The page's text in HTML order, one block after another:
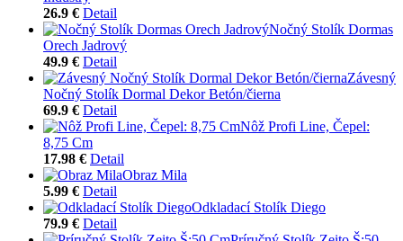
26.9 € Detail
Nočný Stolík Dormas
Orech Jadrový
49.9 € Detail
Závesný
Nočný Stolík Dormal Dekor Betón/čierna
69.9 € Detail
Nôž Profi Line, Čepel:
8,75 Cm
17.98 € Detail
Obraz Mila
5.99 € Detail
Odkladací Stolík Diego
79.9 € Detail